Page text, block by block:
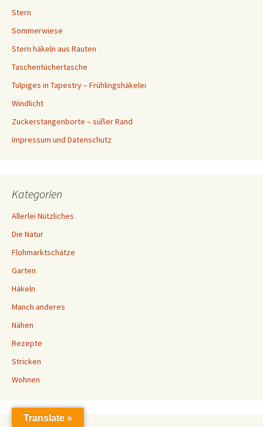
Stern
Sommerwiese
Stern häkeln aus Rauten
Taschentüchertasche
Tulpiges in Tapestry – Frühlingshäkelei
Windlicht
Zuckerstangenborte – süßer Rand
Impressum und Datenschutz
Kategorien
Allerlei Nützliches
Die Natur
Flohmarktschätze
Garten
Häkeln
Manch anderes
Nähen
Rezepte
Stricken
Wohnen
Translate »